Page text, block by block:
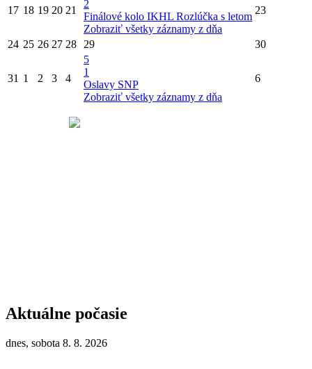
17 18 19 20 21
2
Finálové kolo IKHL Rozlúčka s letom
Zobraziť všetky záznamy z dňa
23
24 25 26 27 28 29 30
31 1 2 3 4
5
1
Oslavy SNP
Zobraziť všetky záznamy z dňa
6
Aktuálne počasie
dnes, sobota 8. 8. 2026